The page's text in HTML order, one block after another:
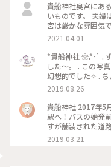
貴船神社奥宮にあ
いものです。 夫婦
宮は厳かな雰囲気
で行かれたら、是
2021.04.01
*貴船神社 ❀.*･ﾟ .
した～。 . この写
幻想的でした✧︎ . ち
夕がたくさんありまし
とき #夏旅2019
2019.08.26
貴船神社 2017年5
駅へ！バスの始発
すが舗装された道
の少ないシーンと
印ももらえて大満
2019.03.21